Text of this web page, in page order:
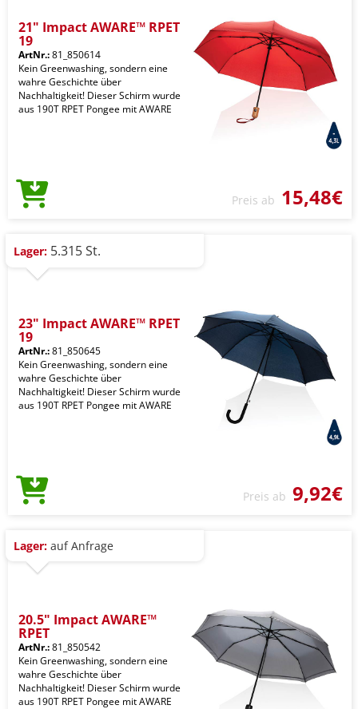
21" Impact AWARE™ RPET
19
ArtNr.:81_850614
Kein Greenwashing, sondern eine
wahre Geschichte über
Nachhaltigkeit! Dieser Schirm wurde
aus 190T RPET Pongee mit AWARE
Preis ab 15,48€
Lager: 5.315 St.
23" Impact AWARE™ RPET
19
ArtNr.:81_850645
Kein Greenwashing, sondern eine
wahre Geschichte über
Nachhaltigkeit! Dieser Schirm wurde
aus 190T RPET Pongee mit AWARE
Preis ab 9,92€
Lager: auf Anfrage
20.5" Impact AWARE™
RPET
ArtNr.:81_850542
Kein Greenwashing, sondern eine
wahre Geschichte über
Nachhaltigkeit! Dieser Schirm wurde
aus 190T RPET Pongee mit AWARE